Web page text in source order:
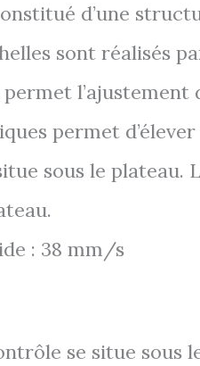
d’une
sont réalisés
l’ajustement
permet
sous le plateau.
: 38 mm/s
se situe sous